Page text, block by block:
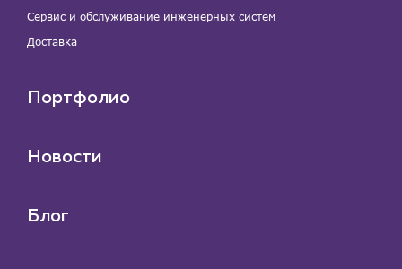
Сервис и обслуживание инженерных систем
Доставка
Портфолио
Новости
Блог